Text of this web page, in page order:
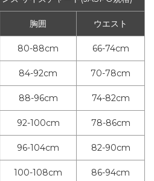
胸囲 ウエスト
80-88cm 66-74cm
84-92cm 70-78cm
88-96cm 74-82cm
92-100cm 78-86cm
96-104cm 82-90cm
100-108cm 86-94cm